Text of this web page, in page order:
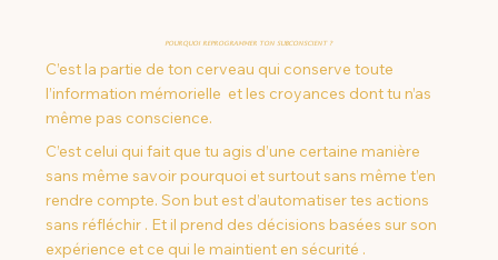
Pourquoi reprogrammer ton subconscient ?
C’est la partie de ton cerveau qui conserve toute
l’information mémorielle et les croyances dont tu n’as
même pas conscience.
C’est celui qui fait que tu agis d’une certaine manière
sans même savoir pourquoi et surtout sans même t’en
rendre compte. Son but est d’automatiser tes actions
sans réfléchir . Et il prend des décisions basées sur son
expérience et ce qui le maintient en sécurité .